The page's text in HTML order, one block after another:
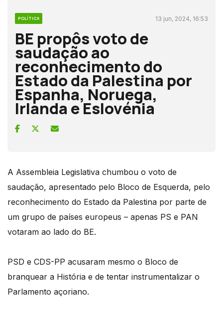
POLÍTICA 13 jun, 2024, 16:53
BE propôs voto de
saudação ao
reconhecimento do
Estado da Palestina por
Espanha, Noruega,
Irlanda e Eslovénia
A Assembleia Legislativa chumbou o voto de
saudação, apresentado pelo Bloco de Esquerda, pelo
reconhecimento do Estado da Palestina por parte de
um grupo de países europeus – apenas PS e PAN
votaram ao lado do BE.
PSD e CDS-PP acusaram mesmo o Bloco de
branquear a História e de tentar instrumentalizar o
Parlamento açoriano.